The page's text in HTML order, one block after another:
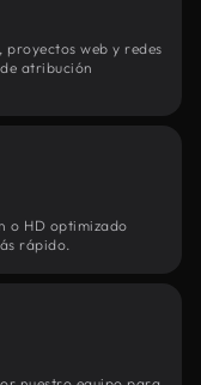
web y redes
atribución
o HD optimizado
rápido.